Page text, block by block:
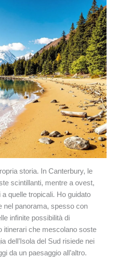
storia. In Canterbury, le
scintillanti, mentre a ovest,
quelle tropicali. Ho guidato
nel panorama, spesso con
infinite possibilità di
itinerari che mescolano soste
dell’Isola del Sud risiede nei
da un paesaggio all’altro.